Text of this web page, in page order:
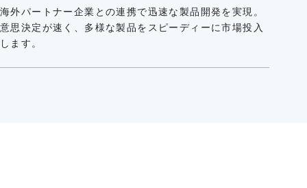
海外パートナー企業との連携で迅速な製品開発を実現。
意思決定が速く、多様な製品をスピーディーに市場投入
します。